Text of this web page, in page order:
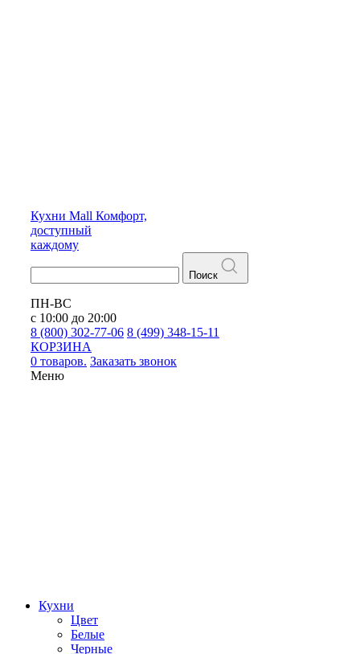
Кухни Mall Комфорт,
доступный
каждому
Поиск
ПН-ВС
с 10:00 до 20:00
8 (800) 302-77-06 8 (499) 348-15-11
КОРЗИНА
0 товаров. Заказать звонок
Меню
Кухни
Цвет
Белые
Черные